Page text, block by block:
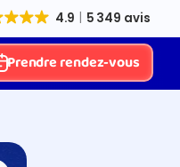
Prendre rendez-vous